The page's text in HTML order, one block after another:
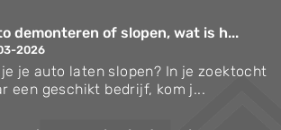
demonteren of slopen, wat is h...
2026
je je auto laten slopen? In je zoektocht
een geschikt bedrijf, kom j...